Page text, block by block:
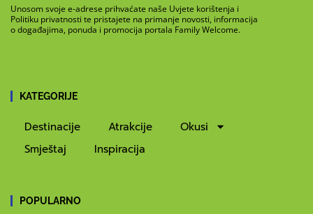
Unosom svoje e-adrese prihvaćate naše Uvjete korištenja i
Politiku privatnosti te pristajete na primanje novosti, informacija
o događajima, ponuda i promocija portala Family Welcome.
KATEGORIJE
Destinacije Atrakcije
Okusi
Smještaj
Inspiracija
POPULARNO